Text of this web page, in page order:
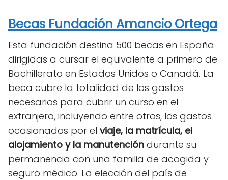
Becas Fundación Amancio Ortega
Esta fundación destina 500 becas en España
dirigidas a cursar el equivalente a primero de
Bachillerato en Estados Unidos o Canadá. La
beca cubre la totalidad de los gastos
necesarios para cubrir un curso en el
extranjero, incluyendo entre otros, los gastos
ocasionados por el viaje, la matrícula, el
alojamiento y la manutención durante su
permanencia con una familia de acogida y
seguro médico. La elección del país de